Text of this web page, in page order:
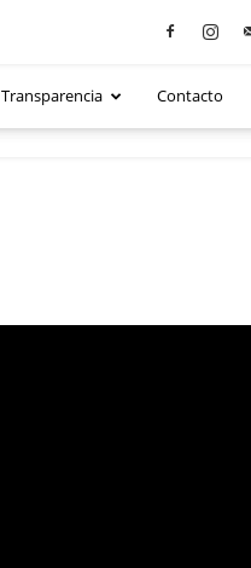
Transparencia Contacto